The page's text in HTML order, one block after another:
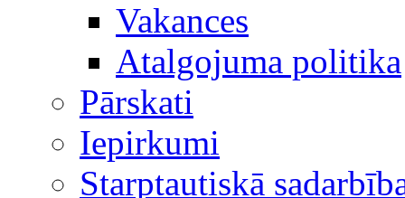
Vakances
Atalgojuma politika
Pārskati
Iepirkumi
Starptautiskā